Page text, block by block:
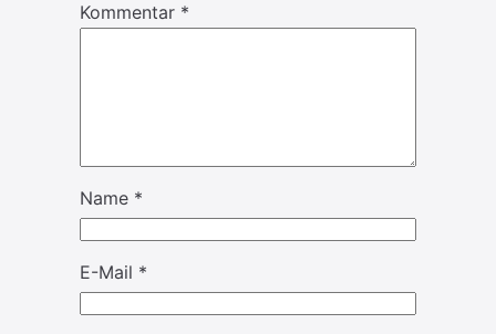
Kommentar *
Name *
E-Mail *